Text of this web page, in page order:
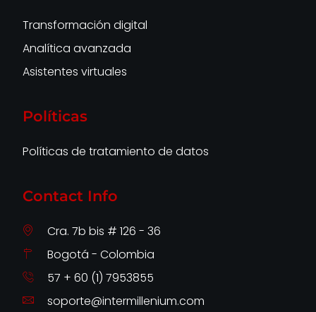
Transformación digital
Analítica avanzada
Asistentes virtuales
Políticas
Políticas de tratamiento de datos
Contact Info
Cra. 7b bis # 126 - 36
Bogotá - Colombia
57 + 60 (1) 7953855
soporte@intermillenium.com